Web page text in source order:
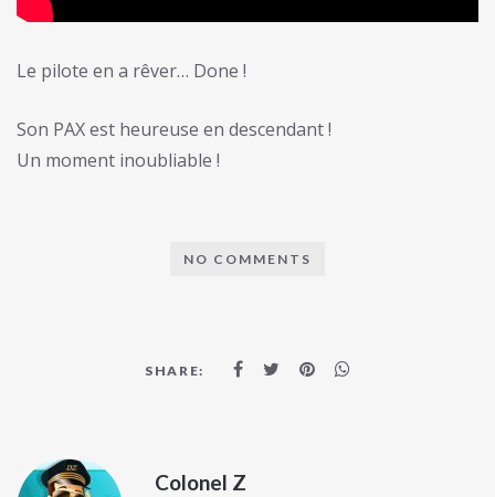
Le pilote en a rêver… Done !
Son PAX est heureuse en descendant !
Un moment inoubliable !
NO COMMENTS
SHARE:
Colonel Z